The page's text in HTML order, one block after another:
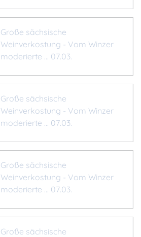
Große sächsische
Weinverkostung - Vom Winzer
moderierte ... 07.03.
Große sächsische
Weinverkostung - Vom Winzer
moderierte ... 07.03.
Große sächsische
Weinverkostung - Vom Winzer
moderierte ... 07.03.
Große sächsische